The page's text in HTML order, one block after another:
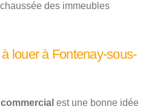
des immeubles
louer à Fontenay-sous-
est une bonne idée